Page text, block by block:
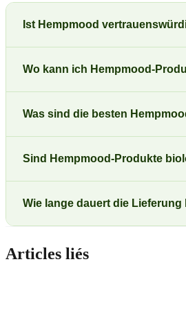
Ist Hempmood
Wo kann ich Hempmood-
Was sind die besten
Sind Hempmood-Produkte
Wie lange dauert die Lieferung
Articles liés